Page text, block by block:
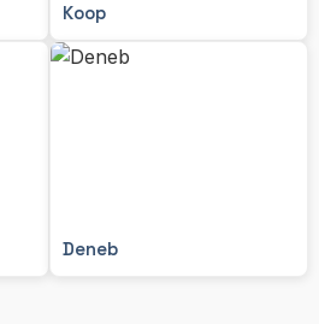
Koop
Deneb